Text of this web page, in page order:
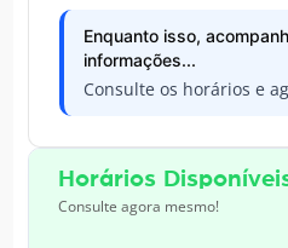
Enquanto isso,
informações...
Consulte os horários e
Horários
Consulte agora mesmo!